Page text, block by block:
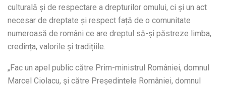
culturală și de respectare a drepturilor omului, ci și un act
necesar de dreptate și respect față de o comunitate
numeroasă de români ce are dreptul să-și păstreze limba,
credința, valorile și tradițiile.
„Fac un apel public către Prim-ministrul României, domnul
Marcel Ciolacu, și către Președintele României, domnul